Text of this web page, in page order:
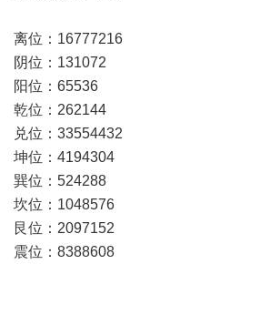
离位：16777216
阴位：131072
阳位：65536
乾位：262144
兑位：33554432
坤位：4194304
巽位：524288
坎位：1048576
艮位：2097152
震位：8388608